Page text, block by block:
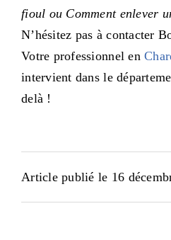
fioul ou Comment enlever
N’hésitez pas à contacter
Votre professionnel en
intervient dans le
delà !
Article publié le 16